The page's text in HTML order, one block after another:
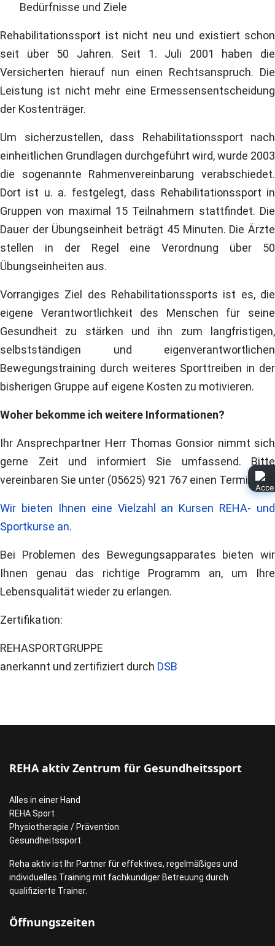
Bedürfnisse und Ziele
Rehabilitationssport ist nicht neu und existiert schon
seit über 50 Jahren. Seit 1. Juli 2001 haben die
Versicherten hierauf nun einen Rechtsanspruch. Die
Leistung ist nicht mehr eine Ermessensentscheidung
der Kostenträger.
Um sicherzustellen, dass Rehabilitationssport nach
einheitlichen Grundlagen durchgeführt wird, wurde 2003
die sogenannte Rahmenvereinbarung verabschiedet.
Dort ist u. a. festgelegt, dass Rehabilitationssport in
Gruppen von maximal 15 Teilnahmern stattfindet. Die
Dauer der Übungseinheit beträgt 45 Minuten. Die Ärzte
stellen in der Regel eine Verordnung über 50
Übungseinheiten aus.
Vorrangiges Ziel des Rehabilitationssports ist es, die
eigene Verantwortlichkeit des Menschen für seine
Gesundheit zu stärken und ihn zum langfristigen,
selbstständigen und eigenverantwortlichen
Bewegungstraining durch weiteres Sporttreiben in der
bisherigen Gruppe auf eigene Kosten zu motivieren.
Woher bekomme ich weitere Informationen?
Ihr Ansprechpartner Herr Thomas Gonsior nimmt sich
gerne Zeit und informiert Sie umfassend. Bitte
vereinbaren Sie unter (05625) 921 767 einen Termin.
Wir bieten Ihnen eine Vielzahl an Kursen REHA- und
Sportkurse an.
Bei Problemen des Bewegungsapparates bieten wir
Ihnen genau das richtige Programm an, um Ihre
Lebensqualität wieder zu erlangen.
Zertifikation:
REHASPORTGRUPPE
anerkannt und zertifiziert durch DSB
REHA aktiv Zentrum für Gesundheitssport
Alles in einer Hand
REHA Sport
Physiotherapie / Prävention
Gesundheitssport
Reha aktiv ist Ihr Partner für effektives, regelmäßiges und
individuelles Training mit fachkundiger Betreuung durch
qualifizierte Trainer.
Öffnungszeiten